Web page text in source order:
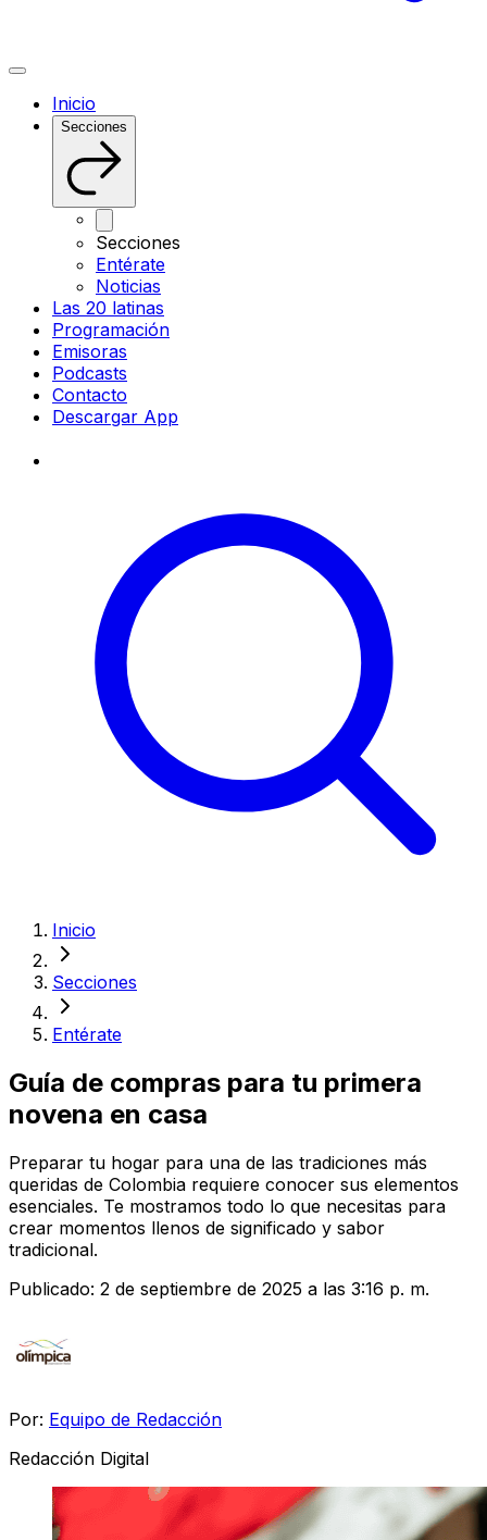
Inicio
Secciones
Secciones
Entérate
Noticias
Las 20 latinas
Programación
Emisoras
Podcasts
Contacto
Descargar App
Inicio
Secciones
Entérate
Guía de compras para tu primera
novena en casa
Preparar tu hogar para una de las tradiciones más
queridas de Colombia requiere conocer sus elementos
esenciales. Te mostramos todo lo que necesitas para
crear momentos llenos de significado y sabor
tradicional.
Publicado: 2 de septiembre de 2025 a las 3:16 p. m.
Por: Equipo de Redacción
Redacción Digital